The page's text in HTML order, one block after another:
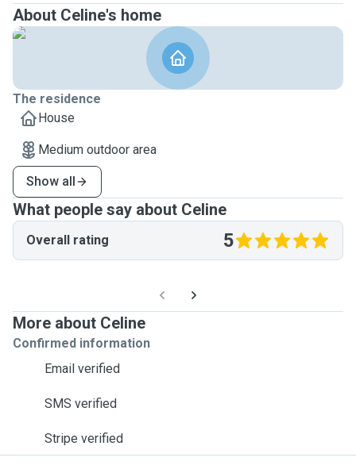
About Celine's home
The residence
House
Medium outdoor area
Show all
What people say about Celine
Overall rating 5
More about Celine
Confirmed information
Email verified
SMS verified
Stripe verified